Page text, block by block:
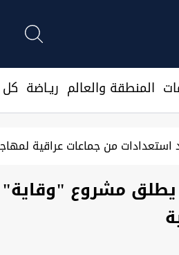
المنطقة والعالم ريـاضة كل
من جماعات عراقية
يطلق مشروع "وقاية"